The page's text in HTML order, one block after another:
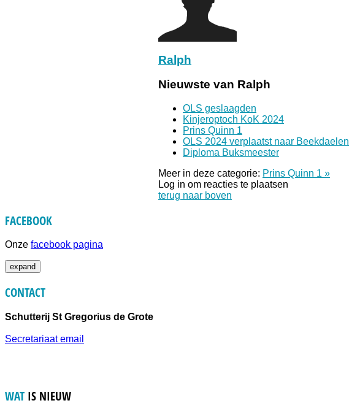
Ralph
Nieuwste van Ralph
OLS geslaagden
Kinjeroptoch KoK 2024
Prins Quinn 1
OLS 2024 verplaatst naar Beekdaelen
Diploma Buksmeester
Meer in deze categorie: Prins Quinn 1 »
Log in om reacties te plaatsen
terug naar boven
FACEBOOK
Onze facebook pagina
expand
CONTACT
Schutterij St Gregorius de Grote
Secretariaat email
WAT IS NIEUW